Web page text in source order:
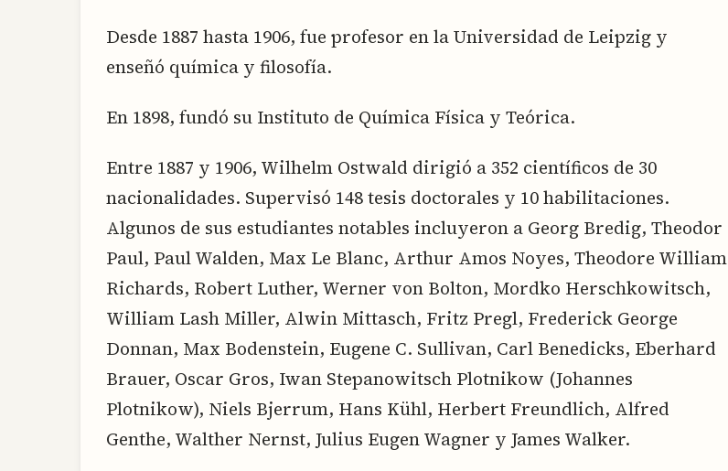
Desde 1887 hasta 1906, fue profesor en la Universidad de Leipzig y
enseñó química y filosofía.
En 1898, fundó su Instituto de Química Física y Teórica.
Entre 1887 y 1906, Wilhelm Ostwald dirigió a 352 científicos de 30
nacionalidades. Supervisó 148 tesis doctorales y 10 habilitaciones.
Algunos de sus estudiantes notables incluyeron a Georg Bredig, Theodor
Paul, Paul Walden, Max Le Blanc, Arthur Amos Noyes, Theodore William
Richards, Robert Luther, Werner von Bolton, Mordko Herschkowitsch,
William Lash Miller, Alwin Mittasch, Fritz Pregl, Frederick George
Donnan, Max Bodenstein, Eugene C. Sullivan, Carl Benedicks, Eberhard
Brauer, Oscar Gros, Iwan Stepanowitsch Plotnikow (Johannes
Plotnikow), Niels Bjerrum, Hans Kühl, Herbert Freundlich, Alfred
Genthe, Walther Nernst, Julius Eugen Wagner y James Walker.